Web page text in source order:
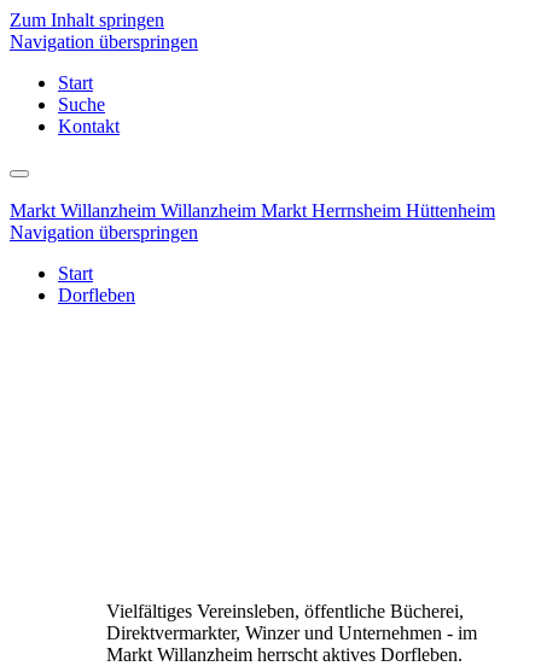
Zum Inhalt springen
Navigation überspringen
Start
Suche
Kontakt
Markt Willanzheim Willanzheim Markt Herrnsheim Hüttenheim
Navigation überspringen
Start
Dorfleben
Vielfältiges Vereinsleben, öffentliche Bücherei,
Direktvermarkter, Winzer und Unternehmen - im
Markt Willanzheim herrscht aktives Dorfleben.